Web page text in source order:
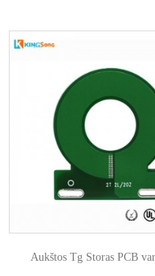
Aukštos Tg Storas PCB